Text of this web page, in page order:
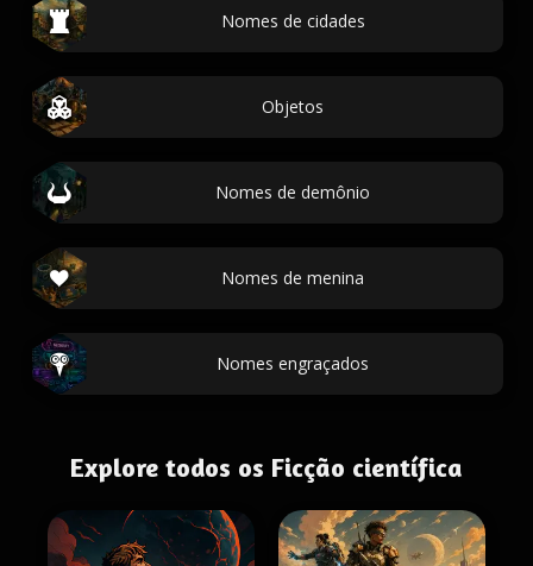
Nomes de cidades
Objetos
Nomes de demônio
Nomes de menina
Nomes engraçados
Explore todos os Ficção científica